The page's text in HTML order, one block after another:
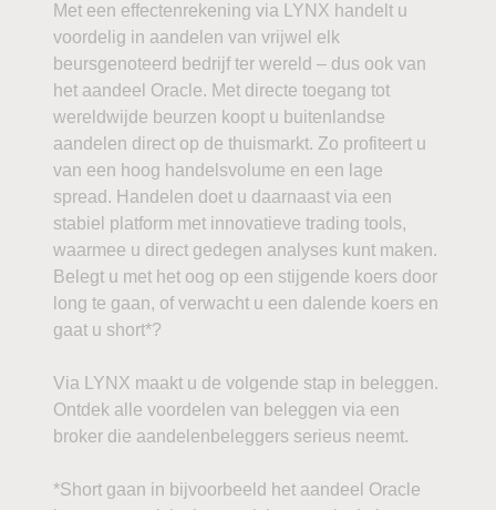
Met een effectenrekening via LYNX handelt u
voordelig in aandelen van vrijwel elk
beursgenoteerd bedrijf ter wereld – dus ook van
het aandeel Oracle. Met directe toegang tot
wereldwijde beurzen koopt u buitenlandse
aandelen direct op de thuismarkt. Zo profiteert u
van een hoog handelsvolume en een lage
spread. Handelen doet u daarnaast via een
stabiel platform met innovatieve trading tools,
waarmee u direct gedegen analyses kunt maken.
Belegt u met het oog op een stijgende koers door
long te gaan, of verwacht u een dalende koers en
gaat u short*?
Via LYNX maakt u de volgende stap in beleggen.
Ontdek alle voordelen van beleggen via een
broker die aandelenbeleggers serieus neemt.
*Short gaan in bijvoorbeeld het aandeel Oracle